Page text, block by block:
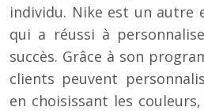
individu. Nike est un autre
qui a réussi à
succès. Grâce à son
clients peuvent
en choisissant les